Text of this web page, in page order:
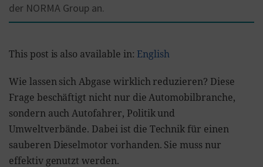
der NORMA Group an.
This post is also available in: English
Wie lassen sich Abgase wirklich reduzieren? Diese
Frage beschäftigt nicht nur die Automobilbranche,
sondern auch Autofahrer, Politik und
Umweltverbände. Dabei ist die Technik für einen
sauberen Dieselmotor vorhanden. Sie muss nur
effektiv genutzt werden.